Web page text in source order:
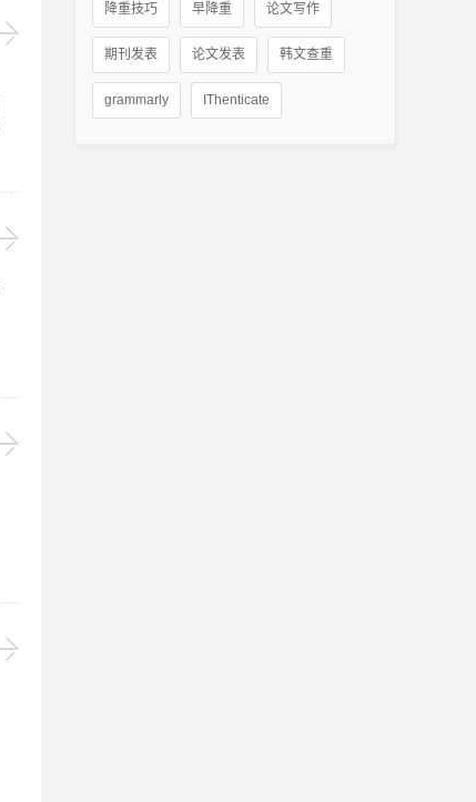
降重技巧 早降重 论文写作
期刊发表 论文发表 韩文查重
grammarly IThenticate